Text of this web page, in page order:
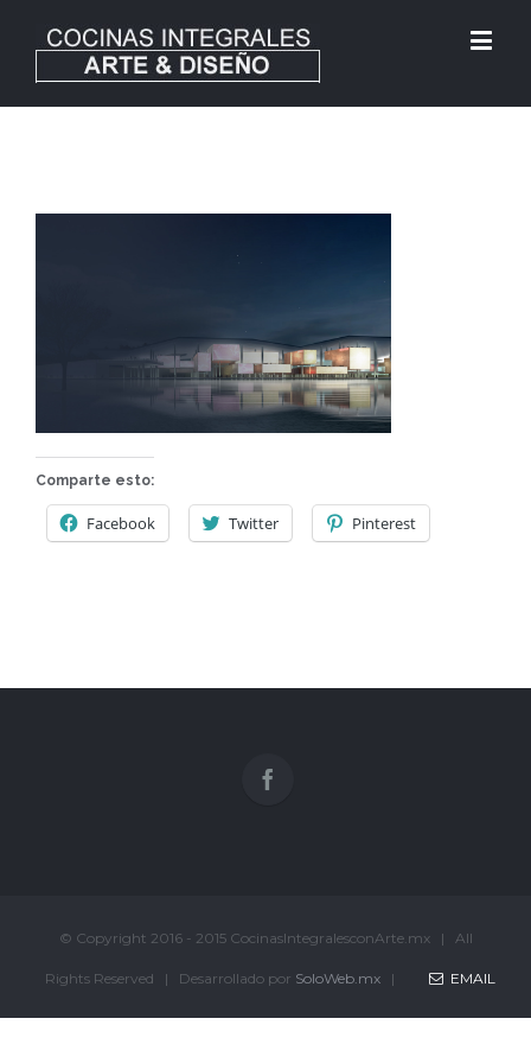
Comparte esto:
Facebook Twitter Pinterest
© Copyright 2016 - 2015 CocinasIntegralesconArte.mx | All
Rights Reserved | Desarrollado por SoloWeb.mx | EMAIL